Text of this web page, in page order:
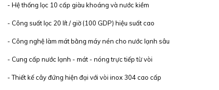
- Hệ thống lọc 10 cấp giàu khoáng và nước kiềm
- Công suất lọc 20 lít / giờ (100 GDP) hiệu suất cao
- Công nghệ làm mát bằng máy nén cho nước lạnh sâu
- Cung cấp nước lạnh - mát - nóng trực tiếp từ vòi
- Thiết kế cây đứng hiện đại với vòi inox 304 cao cấp